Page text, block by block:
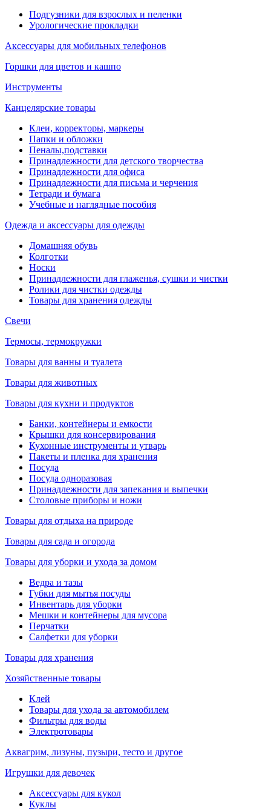
Подгузники для взрослых и пеленки
Урологические прокладки
Аксессуары для мобильных телефонов
Горшки для цветов и кашпо
Инструменты
Канцелярские товары
Клеи, корректоры, маркеры
Папки и обложки
Пеналы,подставки
Принадлежности для детского творчества
Принадлежности для офиса
Принадлежности для письма и черчения
Тетради и бумага
Учебные и наглядные пособия
Одежда и аксессуары для одежды
Домашняя обувь
Колготки
Носки
Принадлежности для глаженья, сушки и чистки
Ролики для чистки одежды
Товары для хранения одежды
Свечи
Термосы, термокружки
Товары для ванны и туалета
Товары для животных
Товары для кухни и продуктов
Банки, контейнеры и емкости
Крышки для консервирования
Кухонные инструменты и утварь
Пакеты и пленка для хранения
Посуда
Посуда одноразовая
Принадлежности для запекания и выпечки
Столовые приборы и ножи
Товары для отдыха на природе
Товары для сада и огорода
Товары для уборки и ухода за домом
Ведра и тазы
Губки для мытья посуды
Инвентарь для уборки
Мешки и контейнеры для мусора
Перчатки
Салфетки для уборки
Товары для хранения
Хозяйственные товары
Клей
Товары для ухода за автомобилем
Фильтры для воды
Электротовары
Аквагрим, лизуны, пузыри, тесто и другое
Игрушки для девочек
Аксессуары для кукол
Куклы